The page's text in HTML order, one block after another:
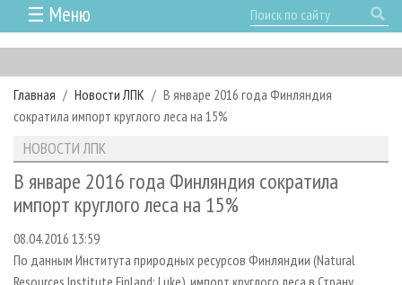
☰ Меню
ГЛАВНАЯ
РУБРИКИ И ТЕМЫ
РУБРИКИ ЖУРНАЛА
ЛЕСОЗАГОТОВКА
ЛЕСОПИЛЕНИЕ
СУШКА ДРЕВЕСИНЫ
НОВОСТИ
НОВОСТИ ЛПК
НОВОСТИ ЖУРНАЛА
ПРОЕКТЫ ЛПИ
АНАЛИТИКА
ПРЕДПРИЯТИЯ ЛПК
ПЕРСОНЫ
АРХИВ ЖУРНАЛОВ
СТАТЬИ
О ЖУРНАЛЕ
ПОДПИСКА
КОНТАКТЫ
РЕКЛАМОДАТЕЛЯМ
РЕКЛАМА
Главная Новости ЛПК
В январе 2016 года Финляндия
сократила импорт круглого леса на 15%
НОВОСТИ ЛПК
В январе 2016 года Финляндия сократила
импорт круглого леса на 15%
08.04.2016 13:59
По данным Института природных ресурсов Финляндии (Natural
Resources Institute Finland; Luke), импорт круглого леса в Страну